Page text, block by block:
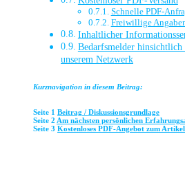
Schnelle PDF-
Freiwillige
Inhaltlicher
Bedarfsmelder hinsichtlich
unserem Netzwerk
Kurznavigation in diesem Beitrag:
Seite 1 Beitrag / Diskussionsgrundlage
Seite 2 Am nächsten persönlichen
Seite 3 Kostenloses PDF-Angebot zum Artikel